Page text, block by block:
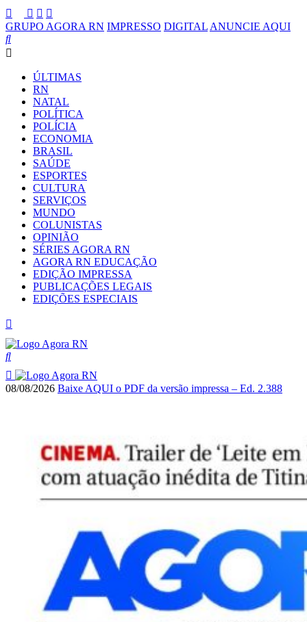
GRUPO AGORA RN IMPRESSO DIGITAL ANUNCIE AQUI
ÚLTIMAS
RN
NATAL
POLÍTICA
POLÍCIA
ECONOMIA
BRASIL
SAÚDE
ESPORTES
CULTURA
SERVIÇOS
MUNDO
COLUNISTAS
OPINIÃO
SÉRIES AGORA RN
AGORA RN EDUCAÇÃO
EDIÇÃO IMPRESSA
PUBLICAÇÕES LEGAIS
EDIÇÕES ESPECIAIS
08/08/2026 Baixe AQUI o PDF da versão impressa – Ed. 2.388